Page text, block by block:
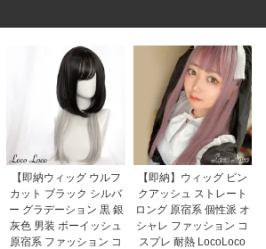
【即納ウィッグ ウルフ
カット ブラック シルバ
ー グラデーション 黒 銀
灰色 男装 ボーイッシュ
原宿系 ファッション コ
【即納】ウィッグ ピン
クアッシュ ストレート
ロング 原宿系 個性派 オ
シャレ ファッション コ
スプレ 耐熱 LocoLoco